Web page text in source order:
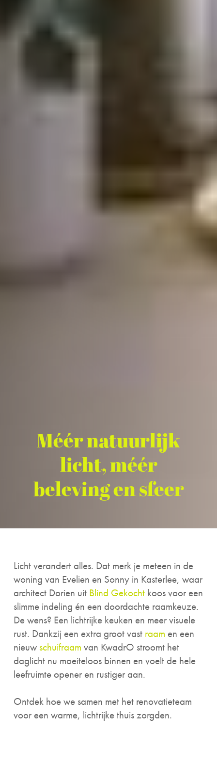
Méér natuurlijk
licht, méér
beleving en sfeer
Licht verandert alles. Dat merk je meteen in de
woning van Evelien en Sonny in Kasterlee, waar
architect Dorien uit Blind Gekocht koos voor een
slimme indeling én een doordachte raamkeuze.
De wens? Een lichtrijke keuken en meer visuele
rust. Dankzij een extra groot vast raam en een
nieuw schuifraam van KwadrO stroomt het
daglicht nu moeiteloos binnen en voelt de hele
leefruimte opener en rustiger aan.
Ontdek hoe we samen met het renovatieteam
voor een warme, lichtrijke thuis zorgden.